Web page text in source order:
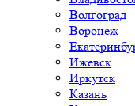
Волгоград
Воронеж
Ижевск
Иркутск
Казань